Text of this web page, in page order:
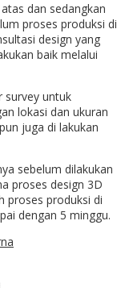
dan sedangkan
proses produksi di
design yang
baik melalui
survey untuk
lokasi dan ukuran
juga di lakukan
sebelum dilakukan
proses design 3D
proses produksi di
dengan 5 minggu.